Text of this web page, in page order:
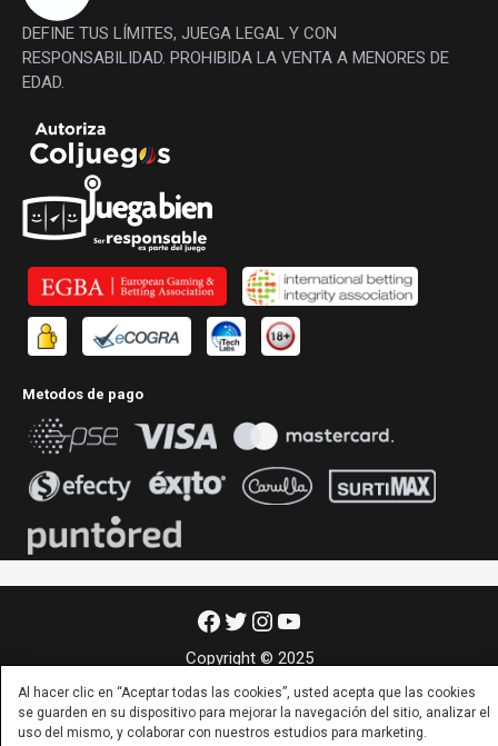
DEFINE TUS LÍMITES, JUEGA LEGAL Y CON
RESPONSABILIDAD. PROHIBIDA LA VENTA A MENORES DE
EDAD.
Metodos de pago
Facebook
Twitter
Instagram
YouTube
Copyright © 2025
Al hacer clic en “Aceptar todas las cookies”, usted acepta que las cookies
se guarden en su dispositivo para mejorar la navegación del sitio, analizar el
uso del mismo, y colaborar con nuestros estudios para marketing.